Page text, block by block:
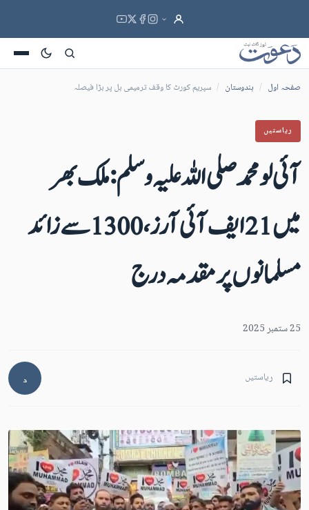
صفحہ اول / ہندوستان / سپریم کورٹ کا وقف ترمیمی بل پر بڑا فیصلہ
ریاستیں
آئی لو محمد صلی اللہ علیہ وسلم :ملک بھر
میں21 ایف آئی آرز، 1300 سے زائد
مسلمانوں پرمقدمہ درج
25 ستمبر 2025
د ریاستیں